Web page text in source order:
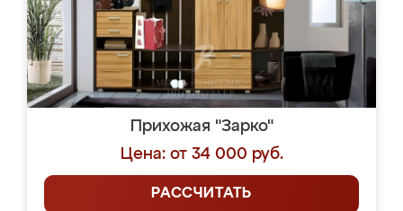
Прихожая "Зарко"
Цена: от 34 000 руб.
РАССЧИТАТЬ